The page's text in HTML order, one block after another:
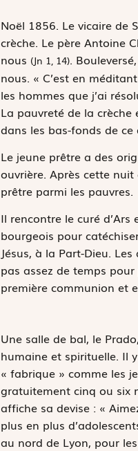
Noël 1856. Le vicaire de
crèche. Le père Antoine
nous (Jn 1, 14).
nous. « C’est en
les hommes que j’ai
La pauvreté de la
dans les bas-fonds de
Le jeune prêtre a des
ouvrière. Après cette
prêtre parmi les pauvres.
Il rencontre le curé
bourgeois pour
Jésus, à la Part-Dieu. Les
pas assez de temps
première communion et
Une salle de bal, le
humaine et spirituelle. Il
« fabrique » comme les
gratuitement cinq ou six
affiche sa devise : «
plus en plus
au nord de Lyon, pour